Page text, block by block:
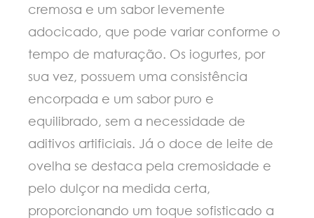
cremosa e um sabor levemente
adocicado, que pode variar conforme o
tempo de maturação. Os iogurtes, por
sua vez, possuem uma consistência
encorpada e um sabor puro e
equilibrado, sem a necessidade de
aditivos artificiais. Já o doce de leite de
ovelha se destaca pela cremosidade e
pelo dulçor na medida certa,
proporcionando um toque sofisticado a